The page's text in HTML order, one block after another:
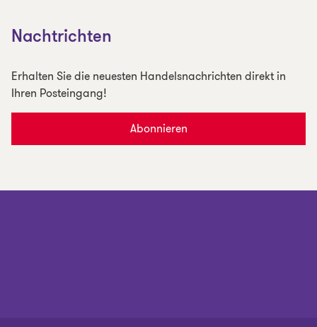
Nachtrichten
Erhalten Sie die neuesten Handelsnachrichten direkt in
Ihren Posteingang!
Abonnieren